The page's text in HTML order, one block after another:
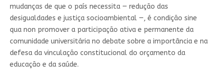
mudanças de que o país necessita — redução das
desigualdades e justiça socioambiental —, é condição sine
qua non promover a participação ativa e permanente da
comunidade universitária no debate sobre a importância e na
defesa da vinculação constitucional do orçamento da
educação e da saúde.